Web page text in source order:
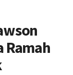
Ramah